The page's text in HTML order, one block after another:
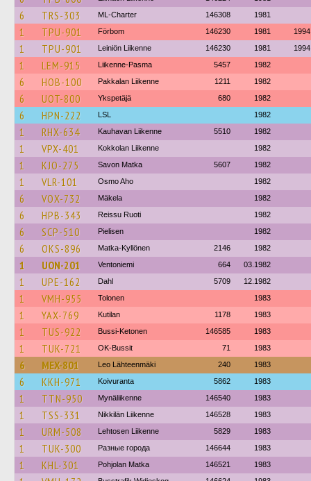
6 TRS-303 ML-Charter 146308 1981
1 TPU-901 Förbom 146230 1981 1994
1 TPU-901 Leiniön Liikenne 146230 1981 1994
1 LEM-915 Liikenne-Pasma 5457 1982
6 HOB-100 Pakkalan Liikenne 1211 1982
6 UOT-800 Ykspetäjä 680 1982
6 HPN-222 LSL 1982
1 RHX-634 Kauhavan Liikenne 5510 1982
1 VPX-401 Kokkolan Liikenne 1982
1 KJO-275 Savon Matka 5607 1982
1 VLR-101 Osmo Aho 1982
6 VOX-732 Mäkela 1982
6 HPB-343 Reissu Ruoti 1982
6 SCP-510 Pielisen 1982
6 OKS-896 Matka-Kyllönen 2146 1982
1 UON-201 Ventoniemi 664 03.1982
1 UPE-162 Dahl 5709 12.1982
1 VMH-955 Tolonen 1983
1 YAX-769 Kutilan 1178 1983
1 TUS-922 Bussi-Ketonen 146585 1983
1 TUK-721 OK-Bussit 71 1983
6 MEX-801 Leo Lähteenmäki 240 1983
6 KKH-971 Koivuranta 5862 1983
1 TTN-950 Mynäliikenne 146540 1983
1 TSS-331 Nikkilän Liikenne 146528 1983
1 URM-508 Lehtosen Liikenne 5829 1983
1 TUK-300 Разные города 146644 1983
1 KHL-301 Pohjolan Matka 146521 1983